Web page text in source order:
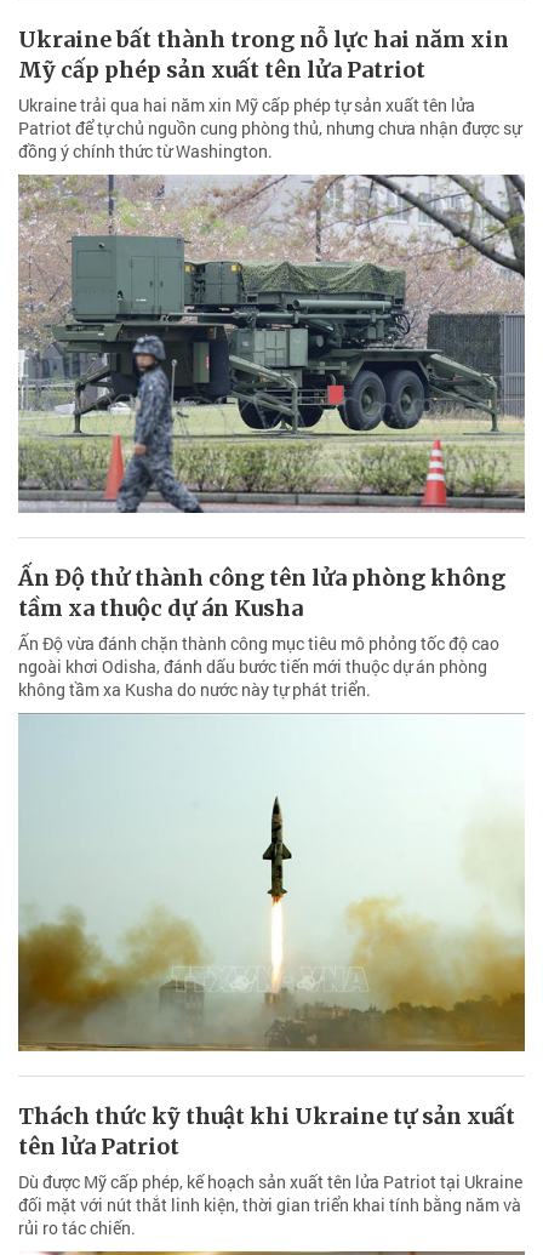
Ukraine bất thành trong nỗ lực hai năm xin
Mỹ cấp phép sản xuất tên lửa Patriot
Ukraine trải qua hai năm xin Mỹ cấp phép tự sản xuất tên lửa
Patriot để tự chủ nguồn cung phòng thủ, nhưng chưa nhận được sự
đồng ý chính thức từ Washington.
Ấn Độ thử thành công tên lửa phòng không
tầm xa thuộc dự án Kusha
Ấn Độ vừa đánh chặn thành công mục tiêu mô phỏng tốc độ cao
ngoài khơi Odisha, đánh dấu bước tiến mới thuộc dự án phòng
không tầm xa Kusha do nước này tự phát triển.
Thách thức kỹ thuật khi Ukraine tự sản xuất
tên lửa Patriot
Dù được Mỹ cấp phép, kế hoạch sản xuất tên lửa Patriot tại Ukraine
đối mặt với nút thắt linh kiện, thời gian triển khai tính bằng năm và
rủi ro tác chiến.